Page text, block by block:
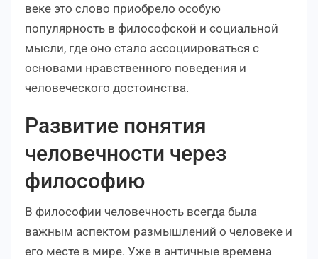
веке это слово приобрело особую
популярность в философской и социальной
мысли, где оно стало ассоциироваться с
основами нравственного поведения и
человеческого достоинства.
Развитие понятия
человечности через
философию
В философии человечность всегда была
важным аспектом размышлений о человеке и
его месте в мире. Уже в античные времена